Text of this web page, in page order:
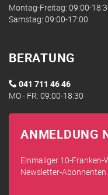
Montag-Freitag: 09:00-
Samstag: 09:00-17:00
BERATUNG
041 711 46 46
MO - FR: 09:00-18:30
ANMELDUNG
Einmaliger 10-
Newsletter-Abonnenten.